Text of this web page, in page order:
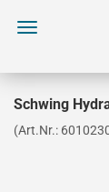
Schwing
(Art.Nr.: